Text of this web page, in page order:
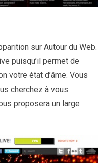
sur Autour du Web.
puisqu’il permet de
votre état d’âme. Vous
cherchez à vous
proposera un large